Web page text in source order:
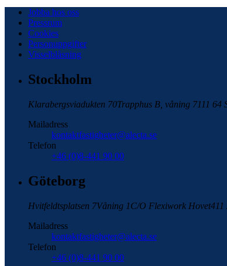
Jobba hos oss
Pressrum
Cookies
Personuppgifter
Visselblåsning
Stockholm
Klarabergsviadukten 70Trapphus B, våning 7111 64
Mailadress
kontaktfastigheter@alecta.se
Telefon
+46 (0)8-441 90 00
Göteborg
Hvitfeldtsplatsen 7Våning 1C/O Flexiwork Hovet411
Mailadress
kontaktfastigheter@alecta.se
Telefon
+46 (0)8-441 90 00